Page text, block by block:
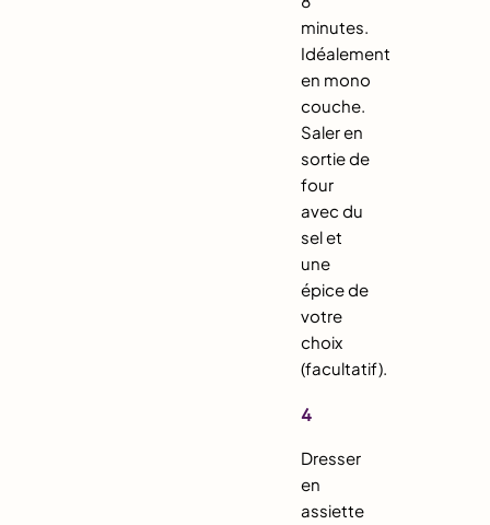
minutes.
Idéalement
en mono
couche.
Saler en
sortie de
four
avec du
sel et
une
épice de
votre
choix
(facultatif).
4
Dresser
en
assiette